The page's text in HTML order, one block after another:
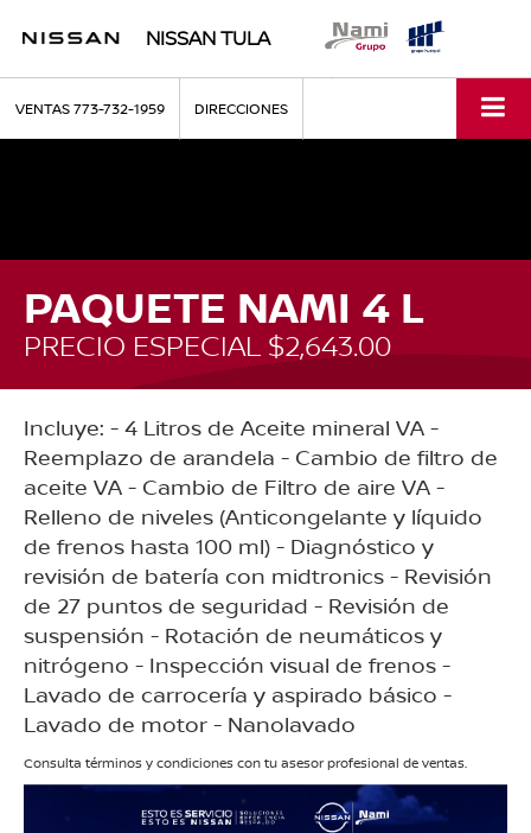
NISSAN TULA
VENTAS773-732-1959 DIRECCIONES
PAQUETE NAMI 4 L
PRECIO ESPECIAL $2,643.00
Incluye: - 4 Litros de Aceite mineral VA -
Reemplazo de arandela - Cambio de filtro de
aceite VA - Cambio de Filtro de aire VA -
Relleno de niveles (Anticongelante y líquido
de frenos hasta 100 ml) - Diagnóstico y
revisión de batería con midtronics - Revisión
de 27 puntos de seguridad - Revisión de
suspensión - Rotación de neumáticos y
nitrógeno - Inspección visual de frenos -
Lavado de carrocería y aspirado básico -
Lavado de motor - Nanolavado
Consulta términos y condiciones con tu asesor profesional de ventas.